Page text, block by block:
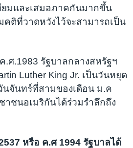
ยมและเสมอภาคกันมากขึ้น
ติที่วาดหวังไว้จะสามารถเป็น
.ศ.1983 รัฐบาลกลางสหรัฐฯ
Luther King Jr. เป็นวันหยุด
นจันทร์ที่สามของเดือน ม.ค
าชนอเมริกันได้ร่วมรำลึกถึง
หรือ ค.ศ 1994 รัฐบาลได้